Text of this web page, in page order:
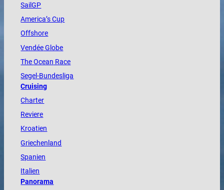
SailGP
America’s Cup
Offshore
VendéeGlobe
TheOcean Race
Segel-Bundesliga
Cruising
Charter
Reviere
Kroatien
Griechenland
Spanien
Italien
Panorama